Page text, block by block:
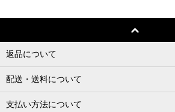
返品について
配送・送料について
支払い方法について